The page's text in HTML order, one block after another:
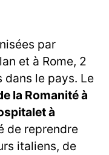
par
et à Rome, 2
dans le pays. Le
la Romanité à
à
de reprendre
italiens, de